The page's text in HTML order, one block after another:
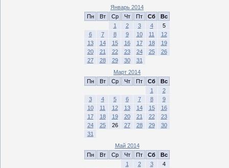
Январь 2014
Пн
Вт Ср Чт Пт Сб
Вс
1
2 3 4
5
6
7 8 9 10 11
12
13
14 15 16 17 18
19
20
21 22 23 24 25
26
27
28 29 30
31
Март 2014
Пн
Вт Ср Чт Пт Сб
Вс
1
2
3
4 5 6 7 8
9
10
11 12 13 14 15
16
17
18 19 20 21 22
23
24
25 26 27 28 29
30
31
Май 2014
Пн
Вт Ср Чт Пт Сб
Вс
1
2 3
4